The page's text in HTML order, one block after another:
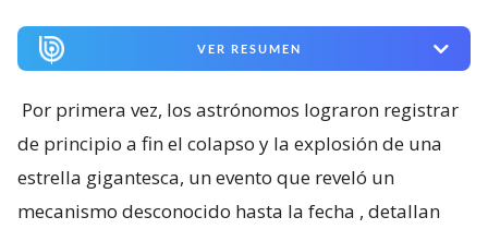
VER RESUMEN
Por primera vez, los astrónomos lograron registrar
de principio a fin el colapso y la explosión de una
estrella gigantesca, un evento que reveló un
mecanismo desconocido hasta la fecha , detallan